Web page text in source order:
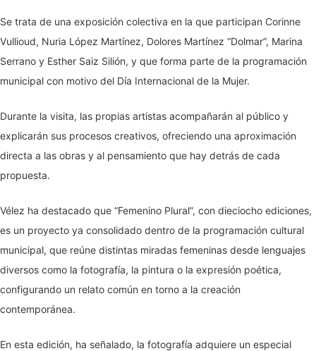
Se trata de una exposición colectiva en la que participan Corinne
Vullioud, Nuria López Martínez, Dolores Martínez “Dolmar”, Marina
Serrano y Esther Saiz Silión, y que forma parte de la programación
municipal con motivo del Día Internacional de la Mujer.
Durante la visita, las propias artistas acompañarán al público y
explicarán sus procesos creativos, ofreciendo una aproximación
directa a las obras y al pensamiento que hay detrás de cada
propuesta.
Vélez ha destacado que “Femenino Plural”, con dieciocho ediciones,
es un proyecto ya consolidado dentro de la programación cultural
municipal, que reúne distintas miradas femeninas desde lenguajes
diversos como la fotografía, la pintura o la expresión poética,
configurando un relato común en torno a la creación
contemporánea.
En esta edición, ha señalado, la fotografía adquiere un especial